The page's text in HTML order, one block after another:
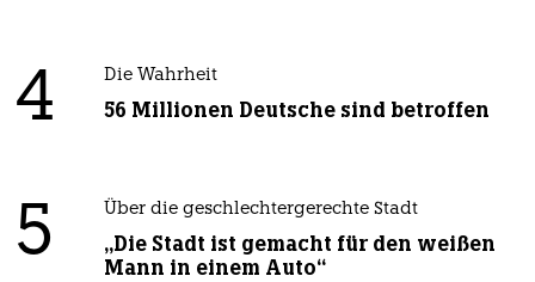
4 Die Wahrheit
56 Millionen Deutsche sind betroffen
5 Über die geschlechtergerechte Stadt
„Die Stadt ist gemacht für den weißen
Mann in einem Auto“